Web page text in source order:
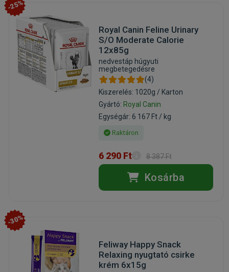
-25%
Royal Canin Feline Urinary
S/O Moderate Calorie
12x85g
nedvestáp húgyuti
megbetegedésre
(4)
Kiszerelés: 1020g / Karton
Gyártó: Royal Canin
Egységár: 6 167 Ft / kg
Raktáron
6 290 Ft 8 387 Ft
Kosárba
-30%
Feliway Happy Snack
Relaxing nyugtató csirke
krém 6x15g